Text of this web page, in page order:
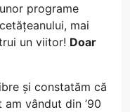
programe
mai
un viitor! Doar
și constatăm că
vândut din ’90